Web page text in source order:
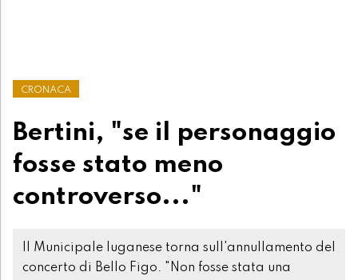
CRONACA
Bertini, "se il personaggio
fosse stato meno
controverso..."
Il Municipale luganese torna sull'annullamento del
concerto di Bello Figo. "Non fosse stata una